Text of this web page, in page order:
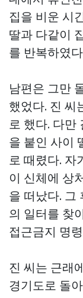
집을 비운 시
딸과 다같이
를 반복하였
남편은 그만
했었다. 진 씨
로 했다. 다만
을 붙인 사이
로 때렸다. 자
이 신체에 상
을 떠났다. 그
의 일터를 찾
접근금지 명
진 씨는 근래
경기도로 돌